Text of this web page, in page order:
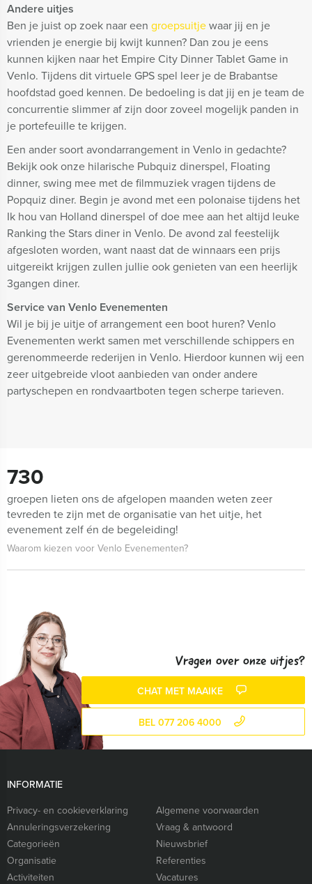
Andere uitjes
Ben je juist op zoek naar een groepsuitjewaar jij en je
vrienden je energie bij kwijt kunnen? Dan zou je eens
kunnen kijken naar het Empire City Dinner Tablet Game in
Venlo. Tijdens dit virtuele GPS spel leer je de Brabantse
hoofdstad goed kennen. De bedoeling is dat jij en je team de
concurrentie slimmer af zijn door zoveel mogelijk panden in
je portefeuille te krijgen.
Een ander soort avondarrangement in Venlo in gedachte?
Bekijk ook onze hilarische Pubquiz dinerspel, Floating
dinner, swing mee met de filmmuziek vragen tijdens de
Popquiz diner. Begin je avond met een polonaise tijdens het
Ik hou van Holland dinerspel of doe mee aan het altijd leuke
Ranking the Stars diner in Venlo. De avond zal feestelijk
afgesloten worden, want naast dat de winnaars een prijs
uitgereikt krijgen zullen jullie ook genieten van een heerlijk
3gangen diner.
Service van Venlo Evenementen
Wil je bij je uitje of arrangement een boot huren? Venlo
Evenementen werkt samen met verschillende schippers en
gerenommeerde rederijen in Venlo. Hierdoor kunnen wij een
zeer uitgebreide vloot aanbieden van onder andere
partyschepen en rondvaartboten tegen scherpe tarieven.
730
groepen lieten ons de afgelopen maanden weten zeer
tevreden te zijn met de organisatie van het uitje, het
evenement zelf én de begeleiding!
Waarom kiezen voor Venlo Evenementen?
Vragen over onze uitjes?
CHAT MET MAAIKE
BEL 077 206 4000
INFORMATIE
Privacy- en cookieverklaring
Algemene voorwaarden
Annuleringsverzekering
Vraag & antwoord
Categorieën
Nieuwsbrief
Organisatie
Referenties
Activiteiten
Vacatures